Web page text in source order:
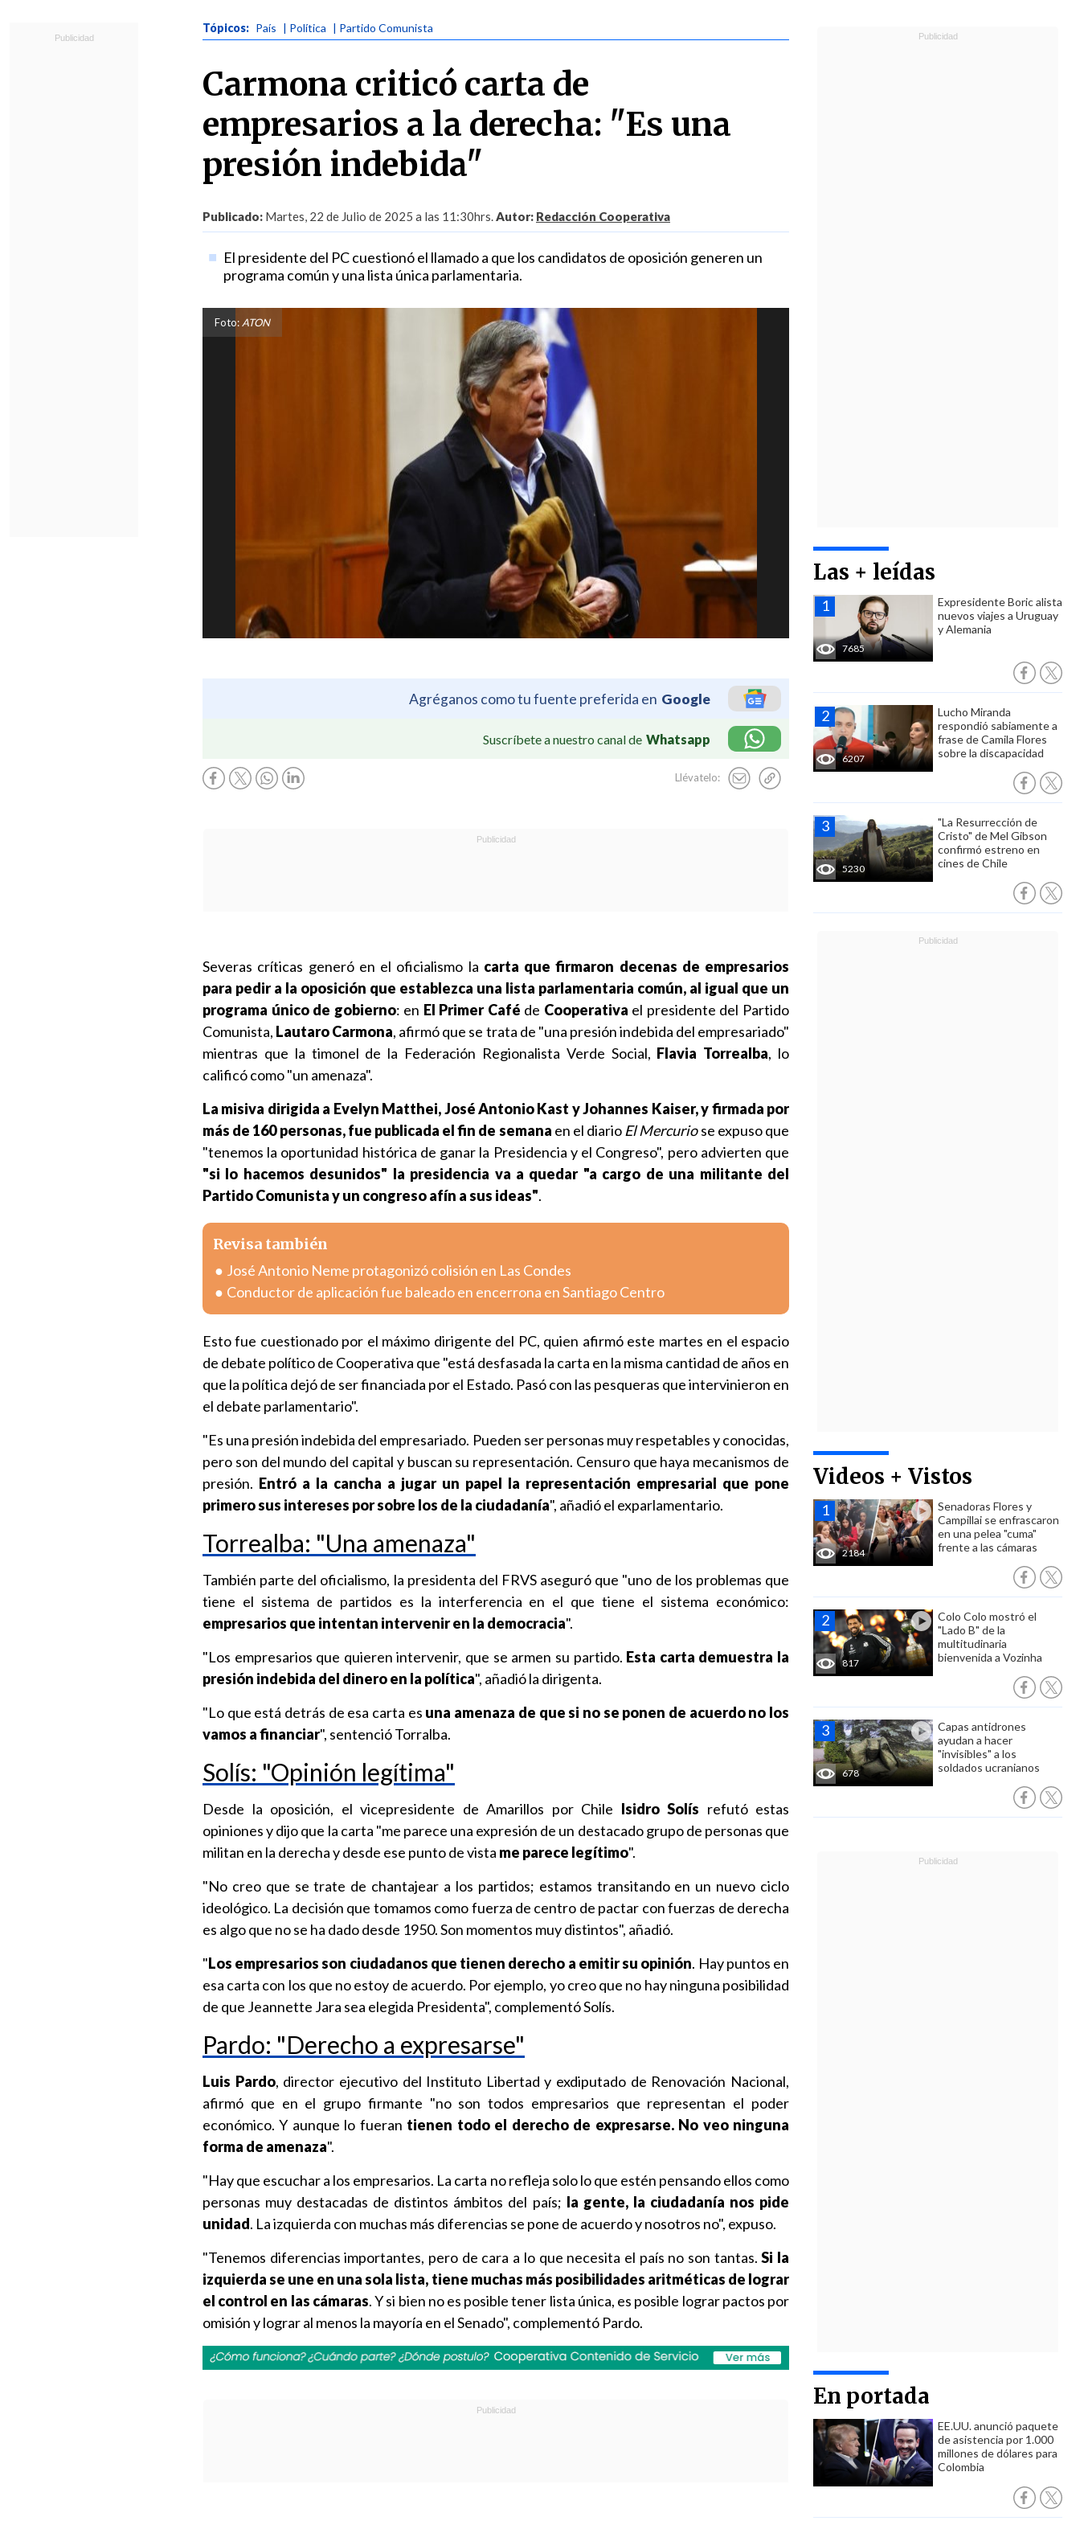
Tópicos: País | Política | Partido Comunista
Carmona criticó carta de
empresarios a la derecha: "Es una
presión indebida"
Publicado: Martes, 22 de Julio de 2025 a las 11:30hrs.Autor: Redacción Cooperativa
El presidente del PC cuestionó el llamado a que los candidatos de oposición generen un
programa común y una lista única parlamentaria.
Foto: ATON
Agréganos como tu fuente preferida en Google
Suscríbete a nuestro canal de Whatsapp
Llévatelo:
Las + leídas
7685
Expresidente Boric alista
nuevos viajes a Uruguay
y Alemania
6207
Lucho Miranda
respondió sabiamente a
frase de Camila Flores
sobre la discapacidad
5230
"La Resurrección de
Cristo" de Mel Gibson
confirmó estreno en
cines de Chile
Videos + Vistos
2184
Senadoras Flores y
Campillai se enfrascaron
en una pelea "cuma"
frente a las cámaras
817
Colo Colo mostró el
"Lado B" de la
multitudinaria
bienvenida a Vozinha
678
Capas antidrones
ayudan a hacer
"invisibles" a los
soldados ucranianos
En portada
EE.UU. anunció paquete
de asistencia por 1.000
millones de dólares para
Colombia
Severas críticas generó en el oficialismo la carta que firmaron decenas de empresarios
para pedir a la oposición que establezca una lista parlamentaria común, al igual que un
programa único de gobierno: en El Primer Café de Cooperativa el presidente del Partido
Comunista, Lautaro Carmona, afirmó que se trata de "una presión indebida del empresariado"
mientras que la timonel de la Federación Regionalista Verde Social, Flavia Torrealba, lo
calificó como "un amenaza".
La misiva dirigida a Evelyn Matthei, José Antonio Kast y Johannes Kaiser, y firmada por
más de 160 personas, fue publicada el fin de semana en el diario El Mercuriose expuso que
"tenemos la oportunidad histórica de ganar la Presidencia y el Congreso", pero advierten que
"si lo hacemos desunidos" la presidencia va a quedar "a cargo de una militante del
Partido Comunista y un congreso afín a sus ideas".
Revisa también
José Antonio Neme protagonizó colisión en Las Condes
Conductor de aplicación fue baleado en encerrona en Santiago Centro
Esto fue cuestionado por el máximo dirigente del PC, quien afirmó este martes en el espacio
de debate político de Cooperativa que "está desfasada la carta en la misma cantidad de años en
que la política dejó de ser financiada por el Estado. Pasó con las pesqueras que intervinieron en
el debate parlamentario".
"Es una presión indebida del empresariado. Pueden ser personas muy respetables y conocidas,
pero son del mundo del capital y buscan su representación. Censuro que haya mecanismos de
presión. Entró a la cancha a jugar un papel la representación empresarial que pone
primero sus intereses por sobre los de la ciudadanía", añadió el exparlamentario.
Torrealba: "Una amenaza"
También parte del oficialismo, la presidenta del FRVS aseguró que "uno de los problemas que
tiene el sistema de partidos es la interferencia en el que tiene el sistema económico:
empresarios que intentan intervenir en la democracia".
"Los empresarios que quieren intervenir, que se armen su partido. Esta carta demuestra la
presión indebida del dinero en la política", añadió la dirigenta.
"Lo que está detrás de esa carta es una amenaza de que si no se ponen de acuerdo no los
vamos a financiar", sentenció Torralba.
Solís: "Opinión legítima"
Desde la oposición, el vicepresidente de Amarillos por Chile Isidro Solís refutó estas
opiniones y dijo que la carta "me parece una expresión de un destacado grupo de personas que
militan en la derecha y desde ese punto de vista me parece legítimo".
"No creo que se trate de chantajear a los partidos; estamos transitando en un nuevo ciclo
ideológico. La decisión que tomamos como fuerza de centro de pactar con fuerzas de derecha
es algo que no se ha dado desde 1950. Son momentos muy distintos", añadió.
"Los empresarios son ciudadanos que tienen derecho a emitir su opinión. Hay puntos en
esa carta con los que no estoy de acuerdo. Por ejemplo, yo creo que no hay ninguna posibilidad
de que Jeannette Jara sea elegida Presidenta", complementó Solís.
Pardo: "Derecho a expresarse"
Luis Pardo, director ejecutivo del Instituto Libertad y exdiputado de Renovación Nacional,
afirmó que en el grupo firmante "no son todos empresarios que representan el poder
económico. Y aunque lo fueran tienen todo el derecho de expresarse. No veo ninguna
forma de amenaza".
"Hay que escuchar a los empresarios. La carta no refleja solo lo que estén pensando ellos como
personas muy destacadas de distintos ámbitos del país; la gente, la ciudadanía nos pide
unidad. La izquierda con muchas más diferencias se pone de acuerdo y nosotros no", expuso.
"Tenemos diferencias importantes, pero de cara a lo que necesita el país no son tantas.Si la
izquierda se une en una sola lista, tiene muchas más posibilidades aritméticas de lograr
el control en las cámaras. Y si bien no es posible tener lista única, es posible lograr pactos por
omisión y lograr al menos la mayoría en el Senado", complementó Pardo.